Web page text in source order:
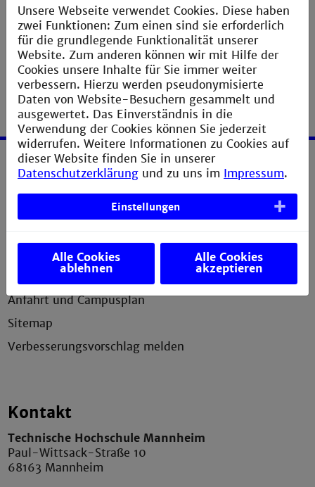
Hinweis: Auf dieser Veranstaltung werden Foto-
und Bildaufnahmen gemacht, die wir für die
Berichterstattung zur Veranstaltung verwenden.
Service
Datenschutzerklärung
Anfahrt und Campusplan
Sitemap
Verbesserungsvorschlag melden
Kontakt
Technische Hochschule Mannheim
Paul-Wittsack-Straße 10
68163 Mannheim
Unsere Webseite verwendet Cookies. Diese haben
zwei Funktionen: Zum einen sind sie erforderlich
für die grundlegende Funktionalität unserer
Website. Zum anderen können wir mit Hilfe der
Cookies unsere Inhalte für Sie immer weiter
verbessern. Hierzu werden pseudonymisierte
Daten von Website-Besuchern gesammelt und
ausgewertet. Das Einverständnis in die
Verwendung der Cookies können Sie jederzeit
widerrufen. Weitere Informationen zu Cookies auf
dieser Website finden Sie in unserer
Datenschutzerklärung und zu uns im Impressum.
Einstellungen
Alle Cookies
ablehnen
Alle Cookies
akzeptieren